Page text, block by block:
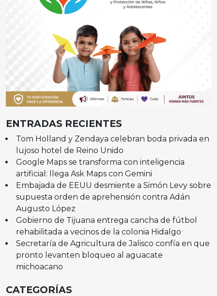
ENTRADAS RECIENTES
Tom Holland y Zendaya celebran boda privada en
lujoso hotel de Reino Unido
Google Maps se transforma con inteligencia
artificial: llega Ask Maps con Gemini
Embajada de EEUU desmiente a Simón Levy sobre
supuesta orden de aprehensión contra Adán
Augusto López
Gobierno de Tijuana entrega cancha de fútbol
rehabilitada a vecinos de la colonia Hidalgo
Secretaría de Agricultura de Jalisco confía en que
pronto levanten bloqueo al aguacate
michoacano
CATEGORÍAS